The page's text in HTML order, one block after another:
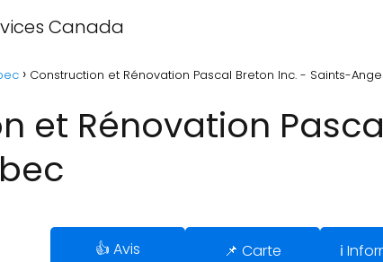
Canada
Construction et Rénovation Pascal Breton Inc. - Saints-
et Rénovation
👍 Avis 📌 Carte ℹ️